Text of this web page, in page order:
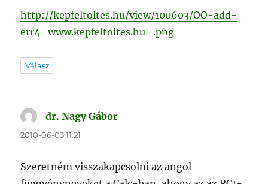
http://kepfeltoltes.hu/view/100603/OO-add-
err4_www.kepfeltoltes.hu_.png
Válasz
dr. Nagy Gábor
2010-06-03 11:21
Szeretném visszakapcsolni az angol